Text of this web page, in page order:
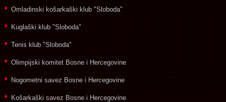
Omladinski košarkaški klub "Sloboda"
Kuglaški klub "Sloboda"
Tenis klub "Sloboda"
Olimpijski komitet Bosne i Hercegovine
Nogometni savez Bosne i Hercegovine
Košarkaški savez Bosne i Hercegovine